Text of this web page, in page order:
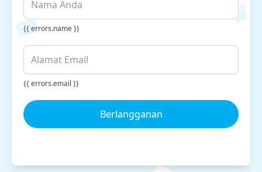
{{ errors.name }}
{{ errors.email }}
Berlangganan